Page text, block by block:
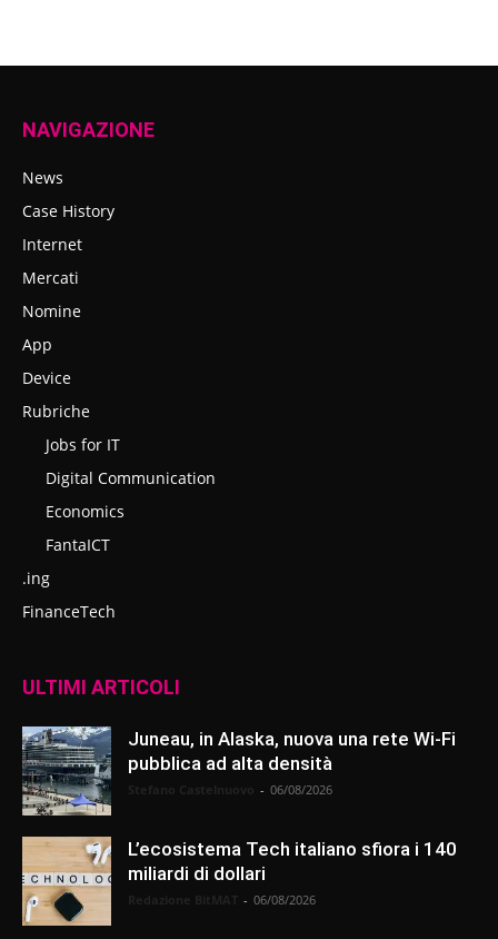
NAVIGAZIONE
News
Case History
Internet
Mercati
Nomine
App
Device
Rubriche
Jobs for IT
Digital Communication
Economics
FantaICT
.ing
FinanceTech
ULTIMI ARTICOLI
Juneau, in Alaska, nuova una rete Wi-Fi
pubblica ad alta densità
- 06/08/2026
L’ecosistema Tech italiano sfiora i 140
miliardi di dollari
- 06/08/2026